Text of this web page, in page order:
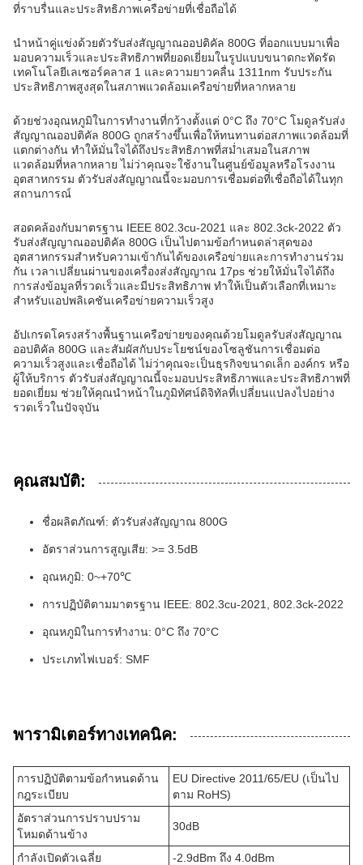
ที่ราบรื่นและประสิทธิภาพเครือข่ายที่เชื่อถือได้
นำหน้าคู่แข่งด้วยตัวรับส่งสัญญาณออปติคัล 800G ที่ออกแบบมาเพื่อ
มอบความเร็วและประสิทธิภาพที่ยอดเยี่ยมในรูปแบบขนาดกะทัดรัด
เทคโนโลยีเลเซอร์คลาส 1 และความยาวคลื่น 1311nm รับประกัน
ประสิทธิภาพสูงสุดในสภาพแวดล้อมเครือข่ายที่หลากหลาย
ด้วยช่วงอุณหภูมิในการทำงานที่กว้างตั้งแต่ 0°C ถึง 70°C โมดูลรับส่ง
สัญญาณออปติคัล 800G ถูกสร้างขึ้นเพื่อให้ทนทานต่อสภาพแวดล้อมที่
แตกต่างกัน ทำให้มั่นใจได้ถึงประสิทธิภาพที่สม่ำเสมอในสภาพ
แวดล้อมที่หลากหลาย ไม่ว่าคุณจะใช้งานในศูนย์ข้อมูลหรือโรงงาน
อุตสาหกรรม ตัวรับส่งสัญญาณนี้จะมอบการเชื่อมต่อที่เชื่อถือได้ในทุก
สถานการณ์
สอดคล้องกับมาตรฐาน IEEE 802.3cu-2021 และ 802.3ck-2022 ตัว
รับส่งสัญญาณออปติคัล 800G เป็นไปตามข้อกำหนดล่าสุดของ
อุตสาหกรรมสำหรับความเข้ากันได้ของเครือข่ายและการทำงานร่วม
กัน เวลาเปลี่ยนผ่านของเครื่องส่งสัญญาณ 17ps ช่วยให้มั่นใจได้ถึง
การส่งข้อมูลที่รวดเร็วและมีประสิทธิภาพ ทำให้เป็นตัวเลือกที่เหมาะ
สำหรับแอปพลิเคชันเครือข่ายความเร็วสูง
อัปเกรดโครงสร้างพื้นฐานเครือข่ายของคุณด้วยโมดูลรับส่งสัญญาณ
ออปติคัล 800G และสัมผัสกับประโยชน์ของโซลูชันการเชื่อมต่อ
ความเร็วสูงและเชื่อถือได้ ไม่ว่าคุณจะเป็นธุรกิจขนาดเล็ก องค์กร หรือ
ผู้ให้บริการ ตัวรับส่งสัญญาณนี้จะมอบประสิทธิภาพและประสิทธิภาพที่
ยอดเยี่ยม ช่วยให้คุณนำหน้าในภูมิทัศน์ดิจิทัลที่เปลี่ยนแปลงไปอย่าง
รวดเร็วในปัจจุบัน
คุณสมบัติ:
ชื่อผลิตภัณฑ์: ตัวรับส่งสัญญาณ 800G
อัตราส่วนการสูญเสีย: >= 3.5dB
อุณหภูมิ: 0~+70℃
การปฏิบัติตามมาตรฐาน IEEE: 802.3cu-2021, 802.3ck-2022
อุณหภูมิในการทำงาน: 0°C ถึง 70°C
ประเภทไฟเบอร์: SMF
พารามิเตอร์ทางเทคนิค:
การปฏิบัติตามข้อกำหนดด้าน
กฎระเบียบ
EU Directive 2011/65/EU (เป็นไป
ตาม RoHS)
อัตราส่วนการปราบปราม
โหมดด้านข้าง
30dB
กำลังเปิดตัวเฉลี่ย
-2.9dBm ถึง 4.0dBm